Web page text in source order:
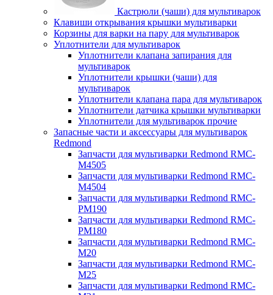
Кастрюли (чаши) для мультиварок
Клавиши открывания крышки мультиварки
Корзины для варки на пару для мультиварок
Уплотнители для мультиварок
Уплотнители клапана запирания для
мультиварок
Уплотнители крышки (чаши) для
мультиварок
Уплотнители клапана пара для мультиварок
Уплотнители датчика крышки мультиварки
Уплотнители для мультиварок прочие
Запасные части и аксессуары для мультиварок
Redmond
Запчасти для мультиварки Redmond RMC-
M4505
Запчасти для мультиварки Redmond RMC-
M4504
Запчасти для мультиварки Redmond RMC-
PM190
Запчасти для мультиварки Redmond RMC-
PM180
Запчасти для мультиварки Redmond RMC-
M20
Запчасти для мультиварки Redmond RMC-
M25
Запчасти для мультиварки Redmond RMC-